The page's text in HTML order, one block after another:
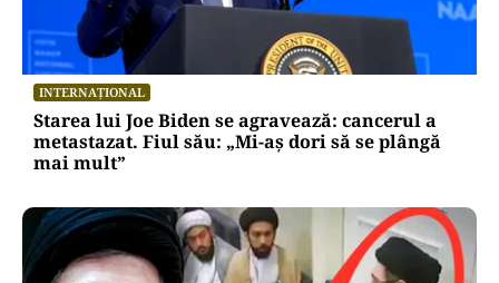
INTERNAȚIONAL
Starea lui Joe Biden se agravează: cancerul a
metastazat. Fiul său: „Mi-aș dori să se plângă
mai mult”